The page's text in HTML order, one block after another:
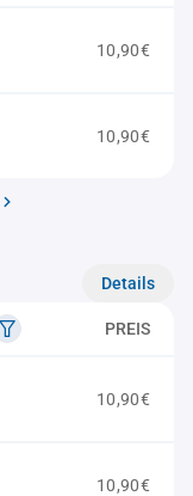
10,90€
10,90€
Details
PREIS
10,90€
10,90€